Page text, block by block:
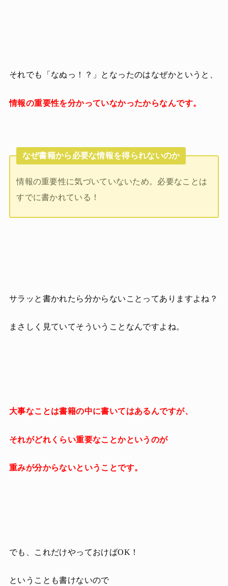
それでも「なぬっ！？」となったのはなぜかというと、
情報の重要性を分かっていなかったからなんです。
なぜ書籍から必要な情報を得られないのか
情報の重要性に気づいていないため。必要なことは
すでに書かれている！
サラッと書かれたら分からないことってありますよね？
まさしく見ていてそういうことなんですよね。
大事なことは書籍の中に書いてはあるんですが、
それがどれくらい重要なことかというのが
重みが分からないということです。
でも、これだけやっておけばOK！
ということも書けないので